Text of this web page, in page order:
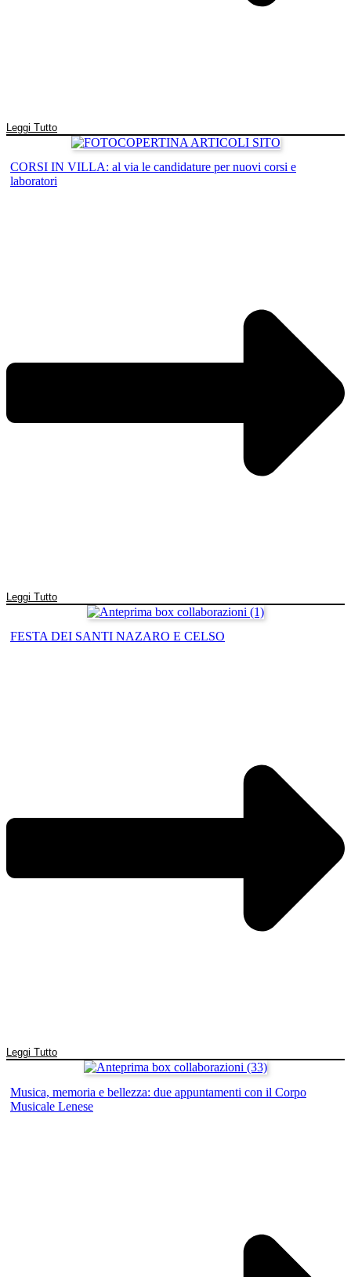
Leggi Tutto
CORSI IN VILLA: al via le candidature per nuovi corsi e
laboratori
Leggi Tutto
FESTA DEI SANTI NAZARO E CELSO
Leggi Tutto
Musica, memoria e bellezza: due appuntamenti con il Corpo
Musicale Lenese